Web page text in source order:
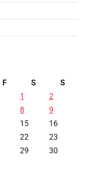
F S
S
1
2
8
9
15
16
22
23
29
30